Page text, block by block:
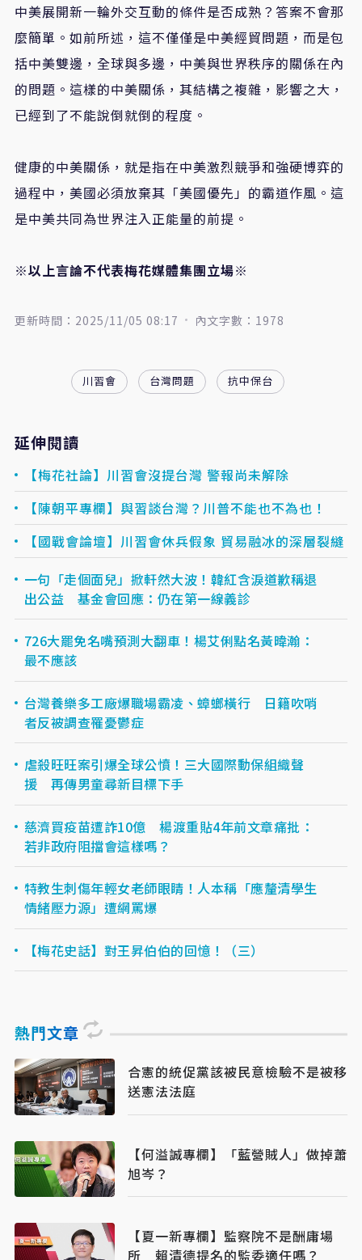
中美展開新一輪外交互動的條件是否成熟？答案不會那
麼簡單。如前所述，這不僅僅是中美經貿問題，而是包
括中美雙邊，全球與多邊，中美與世界秩序的關係在內
的問題。這樣的中美關係，其結構之複雜，影響之大，
已經到了不能說倒就倒的程度。
健康的中美關係，就是指在中美激烈競爭和強硬博弈的
過程中，美國必須放棄其「美國優先」的霸道作風。這
是中美共同為世界注入正能量的前提。
※以上言論不代表梅花媒體集團立場※
更新時間：2025/11/05 08:17 內文字數：1978
川習會 台灣問題 抗中保台
延伸閱讀
【梅花社論】川習會沒提台灣 警報尚未解除
【陳朝平專欄】與習談台灣？川普不能也不為也！
【國戰會論壇】川習會休兵假象 貿易融冰的深層裂縫
一句「走個面兒」掀軒然大波！韓紅含淚道歉稱退
出公益 基金會回應：仍在第一線義診
726大罷免名嘴預測大翻車！楊艾俐點名黃暐瀚：
最不應該
台灣養樂多工廠爆職場霸凌、蟑螂橫行 日籍吹哨
者反被調查罹憂鬱症
虐殺旺旺案引爆全球公憤！三大國際動保組織聲
援 再傳男童尋新目標下手
慈濟買疫苗遭詐10億 楊渡重貼4年前文章痛批：
若非政府阻擋會這樣嗎？
特教生刺傷年輕女老師眼睛！人本稱「應釐清學生
情緒壓力源」遭網罵爆
【梅花史話】對王昇伯伯的回憶！（三）
熱門文章
合憲的統促黨該被民意檢驗不是被移
送憲法法庭
【何溢誠專欄】「藍營賊人」做掉蕭
旭岑？
【夏一新專欄】監察院不是酬庸場
所 賴清德提名的監委適任嗎？